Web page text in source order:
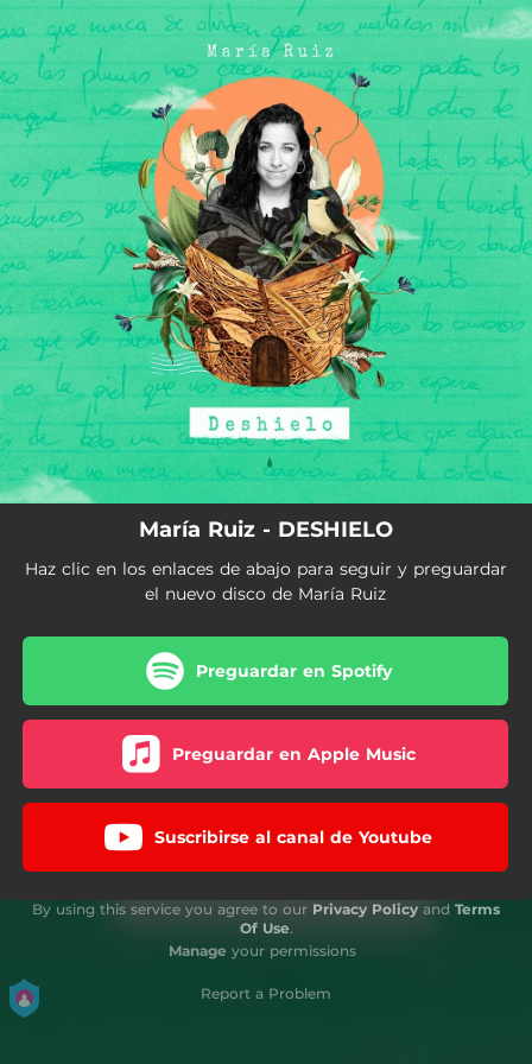
You're all set!
María Ruiz - DESHIELO
Haz clic en los enlaces de abajo para seguir y preguardar
el nuevo disco de María Ruiz
Preguardar en Spotify
Preguardar en Apple Music
Suscribirse al canal de Youtube
By using this service you agree to our Privacy Policy and Terms
Of Use.
Manage your permissions
Report a Problem